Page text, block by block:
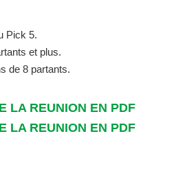
Pick 5.
et plus.
de 8 partants.
LA REUNION EN PDF
LA REUNION EN PDF